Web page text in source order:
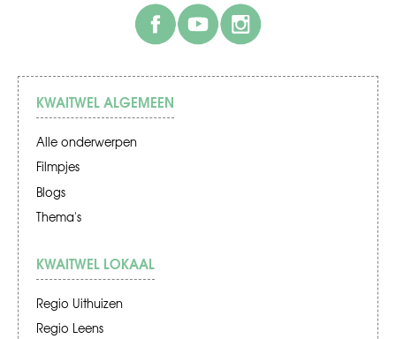
facebook
KWAITWEL ALGEMEEN
Alle onderwerpen
Filmpjes
Blogs
Thema's
KWAITWEL LOKAAL
Regio Uithuizen
Regio Leens